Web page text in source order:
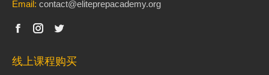
Email: contact@eliteprepacademy.org
线上课程购买